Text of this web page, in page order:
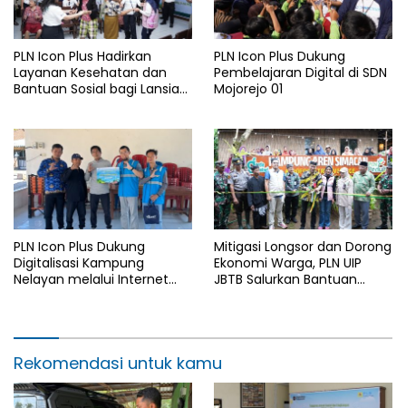
PLN Icon Plus Hadirkan
Layanan Kesehatan dan
Bantuan Sosial bagi Lansia
PLN Icon Plus Dukung
Pembelajaran Digital di SDN
Mojorejo 01
PLN Icon Plus Dukung
Digitalisasi Kampung
Nelayan melalui Internet
Mitigasi Longsor dan Dorong
Ekonomi Warga, PLN UIP
JBTB Salurkan Bantuan
Rekomendasi untuk kamu